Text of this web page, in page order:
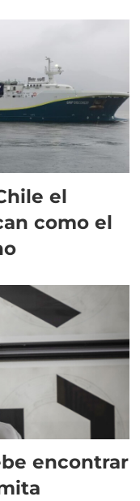
el
como el
encontrar